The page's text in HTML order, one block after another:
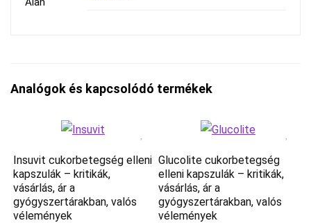
Analógok és kapcsolódó termékek
Insuvit cukorbetegség elleni
kapszulák – kritikák,
vásárlás, ár a
gyógyszertárakban, valós
vélemények
Glucolite cukorbetegség
elleni kapszulák – kritikák,
vásárlás, ár a
gyógyszertárakban, valós
vélemények